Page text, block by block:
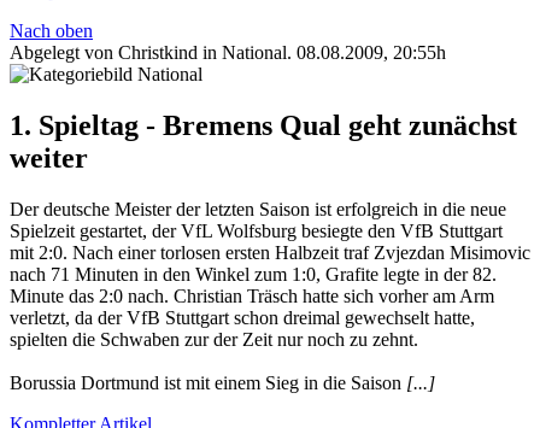
Nach oben
Abgelegt von Christkind in National. 08.08.2009, 20:55h
1. Spieltag - Bremens Qual geht zunächst
weiter
Der deutsche Meister der letzten Saison ist erfolgreich in die neue
Spielzeit gestartet, der VfL Wolfsburg besiegte den VfB Stuttgart
mit 2:0. Nach einer torlosen ersten Halbzeit traf Zvjezdan Misimovic
nach 71 Minuten in den Winkel zum 1:0, Grafite legte in der 82.
Minute das 2:0 nach. Christian Träsch hatte sich vorher am Arm
verletzt, da der VfB Stuttgart schon dreimal gewechselt hatte,
spielten die Schwaben zur der Zeit nur noch zu zehnt.
Borussia Dortmund ist mit einem Sieg in die Saison [...]
Kompletter Artikel